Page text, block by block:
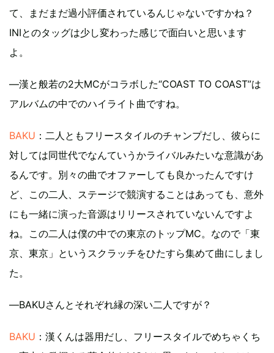
て、まだまだ過小評価されているんじゃないですかね？
INIとのタッグは少し変わった感じで面白いと思います
よ。
―漢と般若の2大MCがコラボした“COAST TO COAST”は
アルバムの中でのハイライト曲ですね。
BAKU ：二人ともフリースタイルのチャンプだし、彼らに
対しては同世代でなんていうかライバルみたいな意識があ
るんです。別々の曲でオファーしても良かったんですけ
ど、この二人、ステージで競演することはあっても、意外
にも一緒に演った音源はリリースされていないんですよ
ね。この二人は僕の中での東京のトップMC。なので「東
京、東京」というスクラッチをひたすら集めて曲にしまし
た。
―BAKUさんとそれぞれ縁の深い二人ですが？
BAKU ：漢くんは器用だし、フリースタイルでめちゃくち